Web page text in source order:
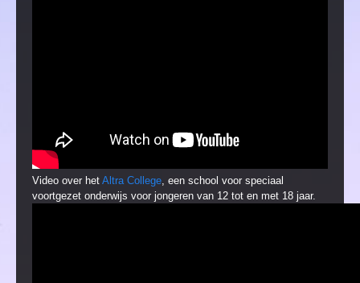
Video over het Altra College , een school voor speciaal
voortgezet onderwijs voor jongeren van 12 tot en met 18 jaar.